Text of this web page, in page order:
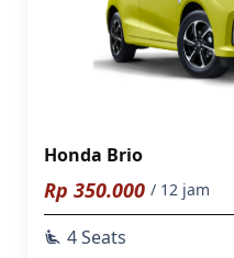
Honda Brio
Rp 350.000 / 12 jam
airline_seat_recline_extra 4 Seats